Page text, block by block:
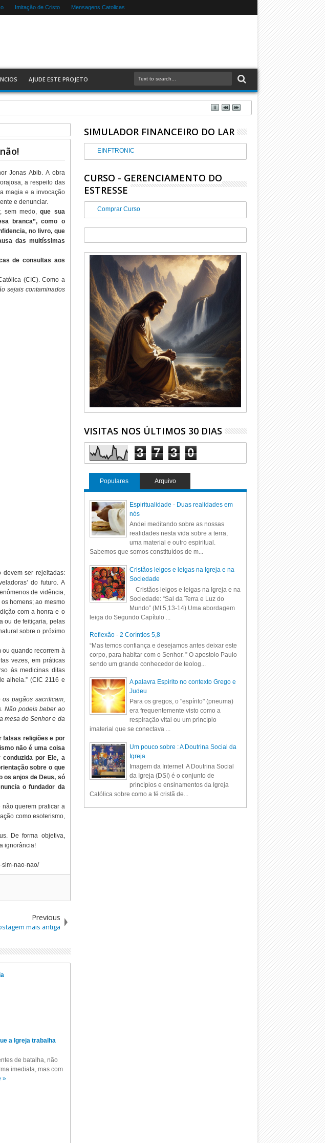
Imitação de Cristo Mensagens Catolicas
AJUDE ESTE PROJETO
Jonas Abib. A obra
a respeito das
magia e a invocação
e denunciar.
sem medo,que sua
branca”, como o
no livro, que
das muitíssimas
de consultas aos
(CIC). Como a
sejais contaminados
devem ser rejeitadas:
do futuro. A
de vidência,
homens; ao mesmo
com a honra e o
ou de feitiçaria, pelas
sobre o próximo
ou quando recorrem à
vezes, em práticas
às medicinas ditas
alheia.” (CIC 2116 e
os pagãos sacrificam,
Não podeis beber ao
mesa do Senhor e da
falsas religiões e por
não é uma coisa
conduzida por Ele, a
sobre o que
os anjos de Deus, só
o fundador da
não querem praticar a
como esoterismo,
De forma objetiva,
ignorância!
sim-nao-nao/
Previous
mais antiga
a Igreja trabalha
de batalha, não
imediata, mas com
»
SIMULADOR FINANCEIRO DO LAR
EINFTRONIC
CURSO - GERENCIAMENTO DO
ESTRESSE
Comprar Curso
VISITAS NOS ÚLTIMOS 30 DIAS
3 7 3 0
Populares Arquivo
Espiritualidade - Duas realidades em
nós
Andei meditando sobre as nossas
realidades nesta vida sobre a terra,
uma material e outro espiritual.
Sabemos que somos constituídos de m...
Cristãos leigos e leigas na Igreja e na
Sociedade
Cristãos leigos e leigas na Igreja e na
Sociedade: “Sal da Terra e Luz do
Mundo” (Mt 5,13-14) Uma abordagem
leiga do Segundo Capítulo ...
Reflexão - 2 Coríntios 5,8
“Mas temos confiança e desejamos antes deixar este
corpo, para habitar com o Senhor. ” O apostolo Paulo
sendo um grande conhecedor de teolog...
A palavra Espirito no contexto Grego e
Judeu
Para os gregos, o "espírito" (pneuma)
era frequentemente visto como a
respiração vital ou um princípio
imaterial que se conectava ...
Um pouco sobre : A Doutrina Social da
Igreja
Imagem da Internet A Doutrina Social
da Igreja (DSI) é o conjunto de
princípios e ensinamentos da Igreja
Católica sobre como a fé cristã de...